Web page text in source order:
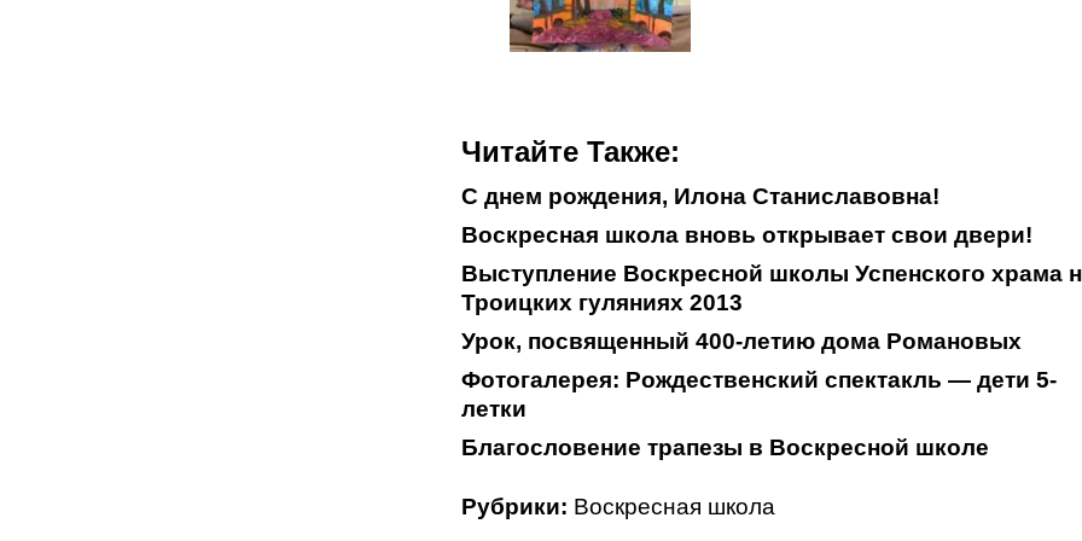
Читайте Также:
С днем рождения, Илона Станиславовна!
Воскресная школа вновь открывает свои двери!
Выступление Воскресной школы Успенского храма
Троицких гуляниях 2013
Урок, посвященный 400-летию дома Романовых
Фотогалерея: Рождественский спектакль — дети 5-
летки
Благословение трапезы в Воскресной школе
Рубрики: Воскресная школа